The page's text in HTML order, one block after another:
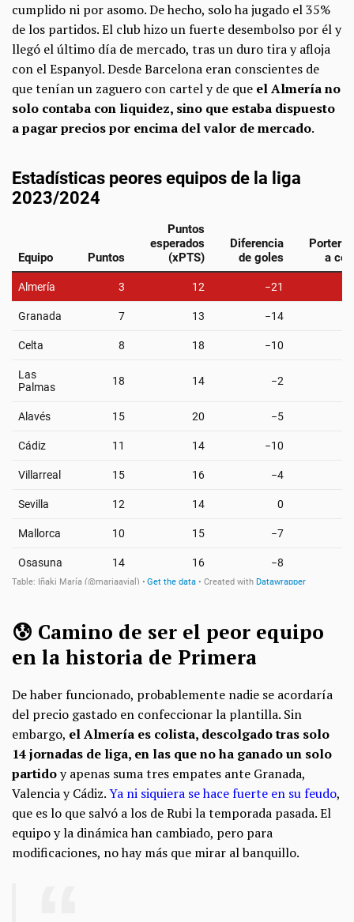
cumplido ni por asomo. De hecho, solo ha jugado el 35%
de los partidos. El club hizo un fuerte desembolso por él y
llegó elúltimo día de mercado, tras un duro tira y afloja
con el Espanyol. Desde Barcelona eran conscientes de
que tenían un zaguero con cartel y de que el Almería no
solo contaba con liquidez, sino que estaba dispuesto
a pagar precios por encima del valor de mercado.
😰 Camino de ser el peor equipo
en la historia de Primera
De haber funcionado, probablemente nadie se acordaría
del precio gastado en confeccionar la plantilla. Sin
embargo, el Almería es colista, descolgado tras solo
14 jornadas de liga, en las que no ha ganado un solo
partidoy apenas suma tres empates ante Granada,
Valencia y Cádiz.Ya ni siquiera se hace fuerte en su feudo,
que es lo que salvó a los de Rubi la temporada pasada. El
equipo y la dinámica han cambiado, pero para
modificaciones, no hay más que mirar al banquillo.